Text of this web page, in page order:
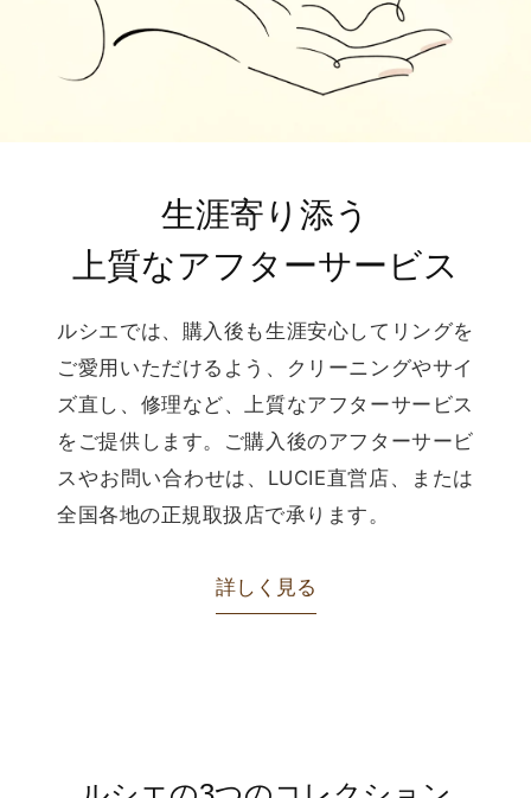
生涯寄り添う
上質なアフターサービス
ルシエでは、購入後も生涯安心してリングを
ご愛用いただけるよう、クリーニングやサイ
ズ直し、修理など、上質なアフターサービス
をご提供します。ご購入後のアフターサービ
スやお問い合わせは、LUCIE直営店、または
全国各地の正規取扱店で承ります。
詳しく見る